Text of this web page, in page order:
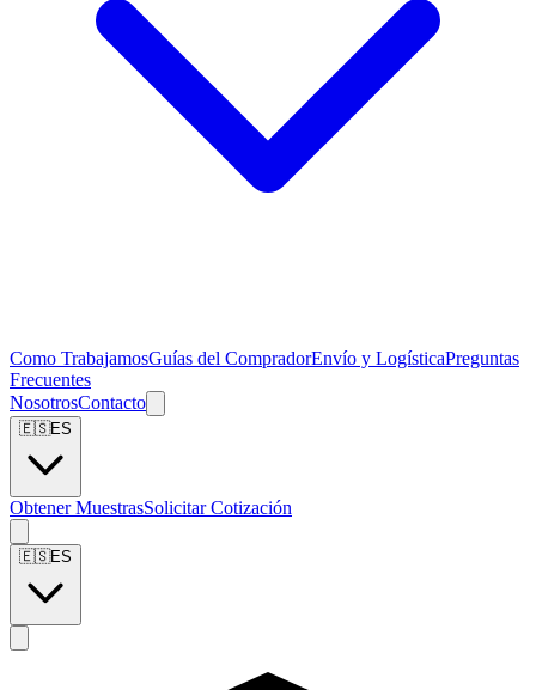
Como TrabajamosGuías del CompradorEnvío y LogísticaPreguntas
Frecuentes
NosotrosContacto
🇪🇸ES
Obtener MuestrasSolicitar Cotización
🇪🇸ES